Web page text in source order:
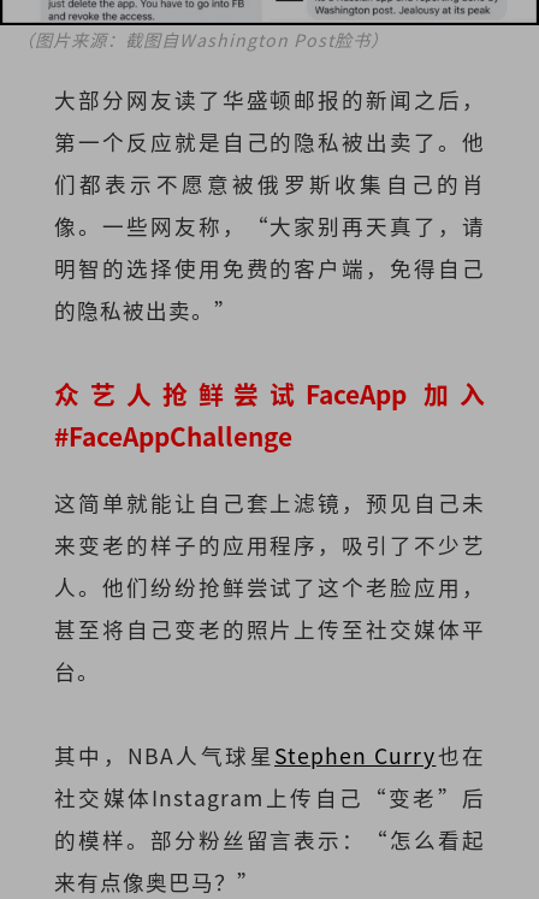
（图片来源：截图自Washington Post脸书）
大部分网友读了华盛顿邮报的新闻之后，
第一个反应就是自己的隐私被出卖了。他
们都表示不愿意被俄罗斯收集自己的肖
像。一些网友称，“大家别再天真了，请
明智的选择使用免费的客户端，免得自己
的隐私被出卖。”
众艺人抢鲜尝试FaceApp 加入
#FaceAppChallenge
这简单就能让自己套上滤镜，预见自己未
来变老的样子的应用程序，吸引了不少艺
人。他们纷纷抢鲜尝试了这个老脸应用，
甚至将自己变老的照片上传至社交媒体平
台。
其中，NBA人气球星 Stephen Curry也在
社交媒体Instagram上传自己“变老”后
的模样。部分粉丝留言表示：“怎么看起
来有点像奥巴马？”